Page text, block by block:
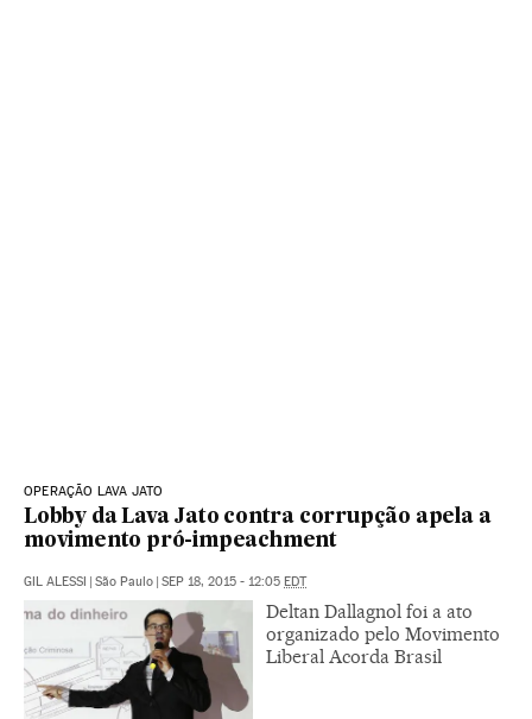
OPERAÇÃO LAVA JATO
Lobby da Lava Jato contra corrupção apela a
movimento pró-impeachment
GIL ALESSI | São Paulo | SEP 18, 2015 - 12:05 EDT
Deltan Dallagnol foi a ato
organizado pelo Movimento
Liberal Acorda Brasil